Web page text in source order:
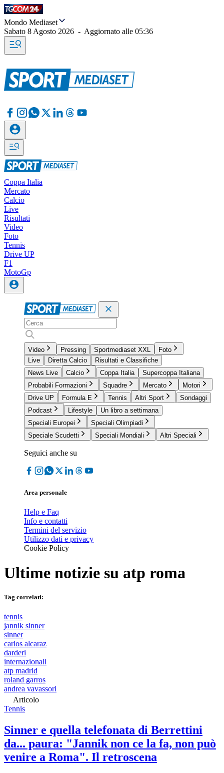
Mondo Mediaset
Sabato 8 Agosto 2026 - Aggiornato alle 05:36
Coppa Italia
Mercato
Calcio
Live
Risultati
Video
Foto
Tennis
Drive UP
F1
MotoGp
Video Pressing Sportmediaset XXL
Foto
Live
Diretta Calcio
Risultati e Classifiche
News Live
Calcio Coppa Italia
Supercoppa Italiana
Probabili Formazioni
Squadre Mercato
Motori
Drive UP
Formula E Tennis Altri Sport
Sondaggi
Podcast
Lifestyle
Un libro a settimana
Speciali Europei
Speciali Olimpiadi
Speciale Scudetti
Speciali Mondiali Altri Speciali
Seguici anche su
Area personale
Help e Faq
Info e contatti
Termini del servizio
Utilizzo dati e privacy
Cookie Policy
Ultime notizie su atp roma
Tag correlati:
tennis
jannik sinner
sinner
carlos alcaraz
darderi
internazionali
atp madrid
roland garros
andrea vavassori
Articolo
Tennis
Sinner e quella telefonata di Berrettini
da... paura: "Jannik non ce la fa, non può
venire a Roma". Il retroscena